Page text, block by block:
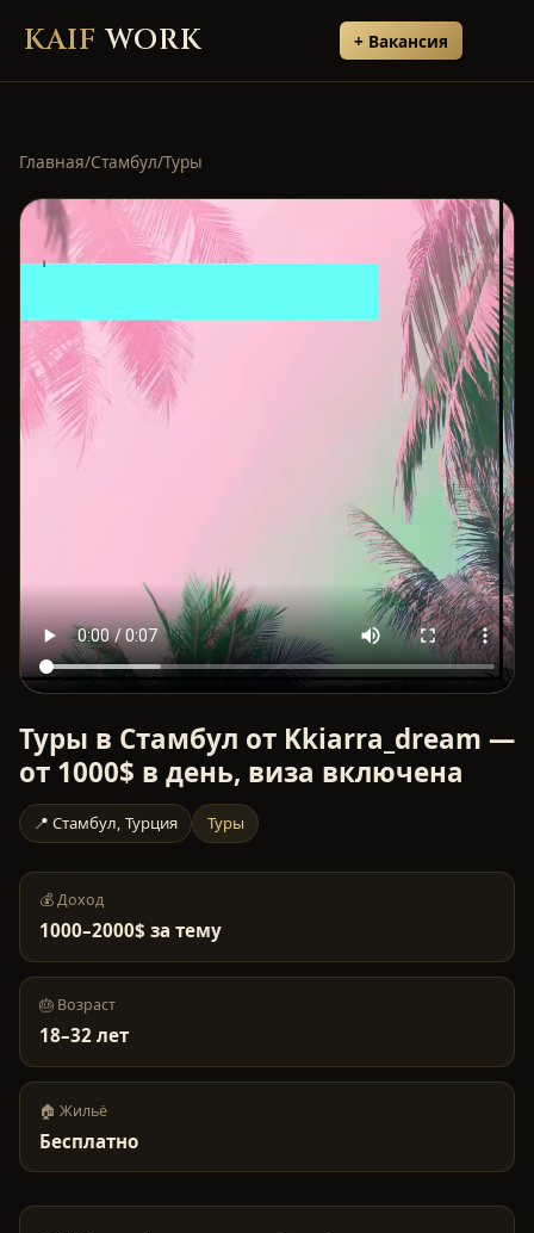
KAIF WORK + Вакансия
Главная/Стамбул/Туры
Туры в Стамбул от Kkiarra_dream —
от 1000$ в день, виза включена
📍Стамбул,Турция Туры
💰 Доход
1000–2000$ за тему
🎂 Возраст
18–32 лет
🏠 Жильё
Бесплатно